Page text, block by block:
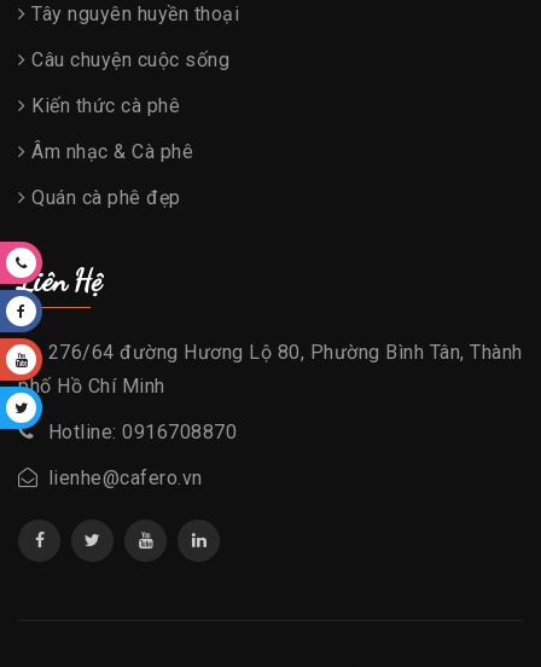
Tây nguyên huyền thoại
Câu chuyện cuộc sống
Kiến thức cà phê
Âm nhạc & Cà phê
Quán cà phê đẹp
Liên Hệ
276/64 đường Hương Lộ 80, Phường Bình Tân, Thành
phố Hồ Chí Minh
Hotline: 0916708870
lienhe@cafero.vn